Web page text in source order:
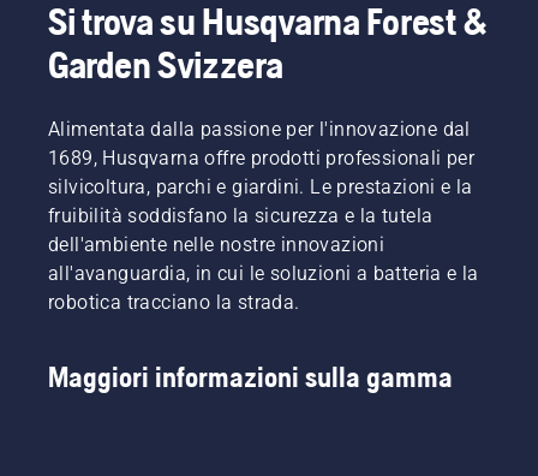
Si trova su Husqvarna Forest &
Garden Svizzera
Alimentata dalla passione per l'innovazione dal
1689, Husqvarna offre prodotti professionali per
silvicoltura, parchi e giardini. Le prestazioni e la
fruibilità soddisfano la sicurezza e la tutela
dell'ambiente nelle nostre innovazioni
all'avanguardia, in cui le soluzioni a batteria e la
robotica tracciano la strada.
Maggiori informazioni sulla gamma